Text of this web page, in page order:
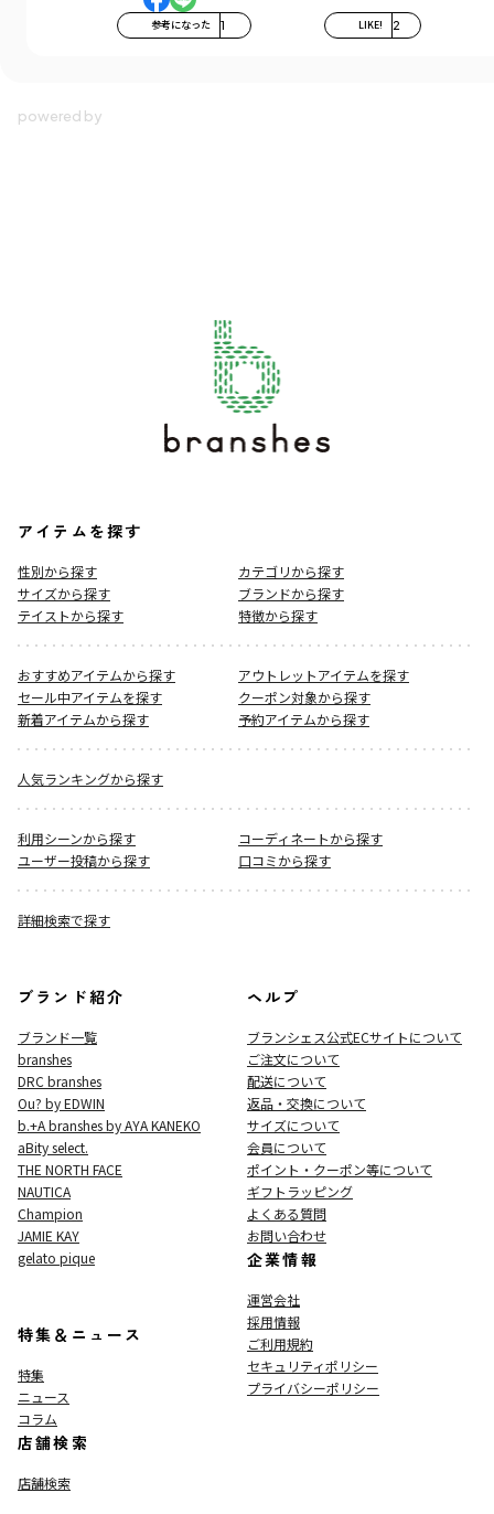
参考になった 1 LIKE! 2
アイテムを探す
性別から探す
カテゴリから探す
サイズから探す
ブランドから探す
テイストから探す
特徴から探す
おすすめアイテムから探す
アウトレットアイテムを探す
セール中アイテムを探す
クーポン対象から探す
新着アイテムから探す
予約アイテムから探す
人気ランキングから探す
利用シーンから探す
コーディネートから探す
ユーザー投稿から探す
口コミから探す
詳細検索で探す
ブランド紹介
ブランド一覧
branshes
DRC branshes
Ou? by EDWIN
b.+A branshes by AYA KANEKO
aBity select.
THE NORTH FACE
NAUTICA
Champion
JAMIE KAY
gelato pique
特集＆ニュース
特集
ニュース
コラム
店舗検索
店舗検索
ヘルプ
ブランシェス公式ECサイトについて
ご注文について
配送について
返品・交換について
サイズについて
会員について
ポイント・クーポン等について
ギフトラッピング
よくある質問
お問い合わせ
企業情報
運営会社
採用情報
ご利用規約
セキュリティポリシー
プライバシーポリシー